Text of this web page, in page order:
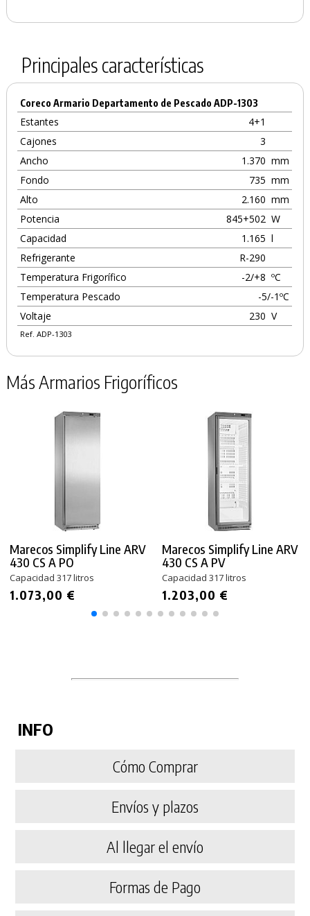
Principales características
Coreco Armario Departamento de Pescado ADP-1303
Estantes
4+1
Cajones
3
Ancho
1.370 mm
Fondo
735 mm
Alto
2.160 mm
Potencia
845+502 W
Capacidad
1.165 l
Refrigerante
R-290
Temperatura Frigorífico
-2/+8 ºC
Temperatura Pescado
-5/-1ºC
Voltaje
230 V
Ref. ADP-1303
Más Armarios Frigoríficos
Marecos Simplify Line ARV
430 CS A PO
Capacidad 317 litros
1.073,00 €
Marecos Simplify Line ARV
430 CS A PV
Capacidad 317 litros
1.203,00 €
INFO
Cómo Comprar
Envíos y plazos
Al llegar el envío
Formas de Pago